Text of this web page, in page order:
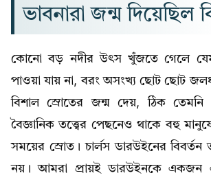
ভাবনারা জন্ম দিয়েছিল
কোনো বড় নদীর উৎস খুঁজতে গেলে যেমন
পাওয়া যায় না, বরং অসংখ্য ছোট ছোট
বিশাল স্রোতের জন্ম দেয়, ঠিক তেমনি
বৈজ্ঞানিক তত্ত্বের পেছনেও থাকে বহু
সময়ের স্রোত। চার্লস ডারউইনের বিবর্তন
নয়। আমরা প্রায়ই ডারউইনকে একজন